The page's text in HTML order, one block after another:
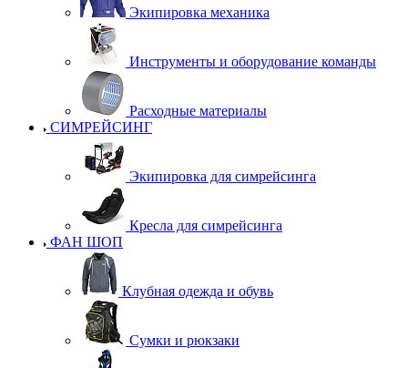
Экипировка механика
Инструменты и оборудование команды
Расходные материалы
СИМРЕЙСИНГ
Экипировка для симрейсинга
Кресла для симрейсинга
ФАН ШОП
Клубная одежда и обувь
Сумки и рюкзаки